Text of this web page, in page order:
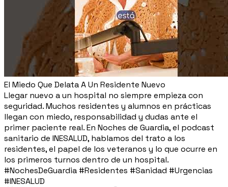
El Miedo Que Delata A Un Residente Nuevo
Llegar nuevo a un hospital no siempre empieza con
seguridad. Muchos residentes y alumnos en prácticas
llegan con miedo, responsabilidad y dudas ante el
primer paciente real. En Noches de Guardia, el podcast
sanitario de INESALUD, hablamos del trato a los
residentes, el papel de los veteranos y lo que ocurre en
los primeros turnos dentro de un hospital.
#NochesDeGuardia #Residentes #Sanidad #Urgencias
#INESALUD